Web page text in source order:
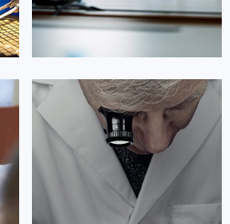
广西壮族自治区钦州市钦南区金海湾东大街帝舵售后服务中心（需提前预约）
海南省儋州市儋州市那大镇兰洋北路帝舵售后服务中心（需提前预约）
放西路帝舵售后服务中心（需提前预约）
风路帝舵售后服务中心（需提前预约）
海南省三沙市西沙区西沙群岛永兴岛北京路帝舵售后服务中心（需提前预约）
宾路帝舵售后服务中心（需提前预约）
放路帝舵售后服务中心（需提前预约）
查尔斯·彼得艾伯特
资深帝舵技师
是重庆涪陵区帝舵售后服务中心
(帝舵维修保养中心)
的高级技师之一
Chongqing Tudor Maintain center